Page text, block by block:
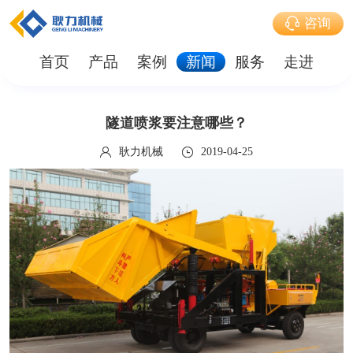
咨询
首页 产品 案例 新闻 服务 走进
隧道喷浆要注意哪些？
耿力机械 2019-04-25